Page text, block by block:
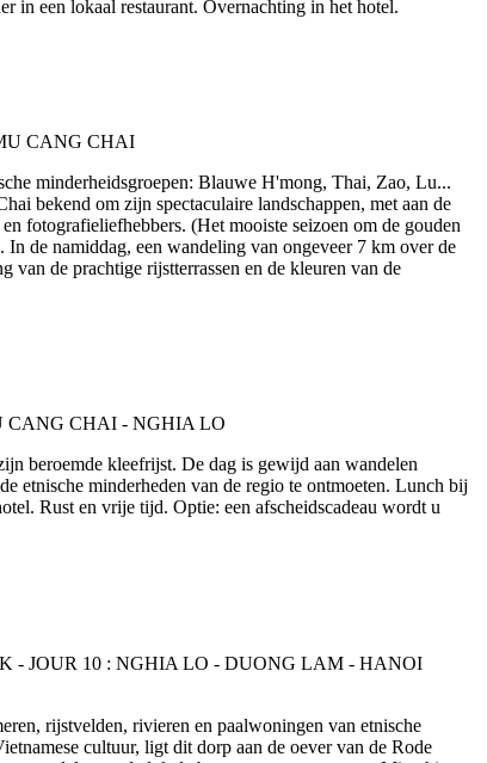
in een lokaal restaurant. Overnachting in het hotel.
minderheidsgroepen: Blauwe H'mong, Thai, Zao, Lu...
bekend om zijn spectaculaire landschappen, met aan de
fotografieliefhebbers. (Het mooiste seizoen om de gouden
de namiddag, een wandeling van ongeveer 7 km over de
van de prachtige rijstterrassen en de kleuren van de
beroemde kleefrijst. De dag is gewijd aan wandelen
etnische minderheden van de regio te ontmoeten. Lunch bij
Rust en vrije tijd. Optie: een afscheidscadeau wordt u
rijstvelden, rivieren en paalwoningen van etnische
cultuur, ligt dit dorp aan de oever van de Rode